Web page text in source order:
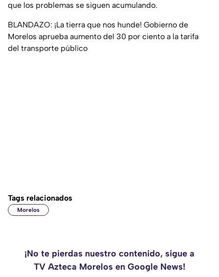
que los problemas se siguen acumulando.
BLANDAZO: ¡La tierra que nos hunde! Gobierno de
Morelos aprueba aumento del 30 por ciento a la tarifa
del transporte público
Tags relacionados
Morelos
¡No te pierdas nuestro contenido, sigue a
TV Azteca Morelos en Google News!